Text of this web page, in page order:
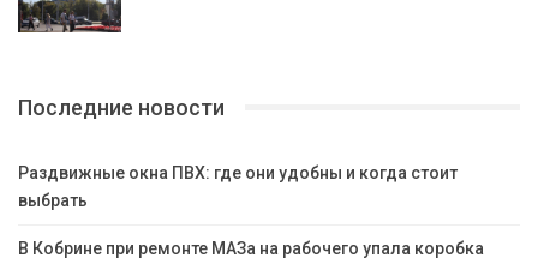
Последние новости
Раздвижные окна ПВХ: где они удобны и когда стоит
выбрать
В Кобрине при ремонте МАЗа на рабочего упала коробка